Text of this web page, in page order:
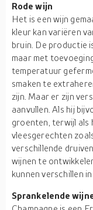
Rode wijn
Het is een wijn
kleur kan variëren
bruin. De productie
maar met
temperatuur
smaken te
zijn. Maar er zijn
aanvullen. Als hij
groenten, terwijl als
vleesgerechten
verschillende
wijnen te
kunnen verschillen in
Sprankelende